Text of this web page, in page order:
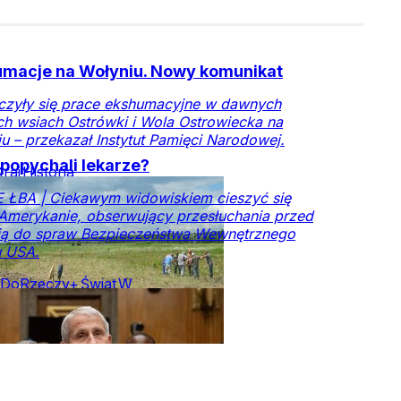
na Wołyniu. Nowy komunikat
się prace ekshumacyjne w dawnych
wsiach Ostrówki i Wola Ostrowiecka na
– przekazał Instytut Pamięci Narodowej.
Historia lekarze?
ŁBA | Ciekawym widowiskiem cieszyć się
obserwujący przesłuchania przed
do spraw Bezpieczeństwa Wewnętrznego
USA.
DoRzeczy+ŚwiatW